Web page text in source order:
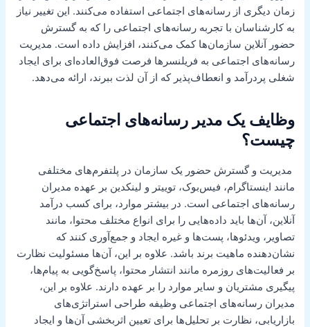
زمان دیگری از رسانه‌های اجتماعی استفاده می‌کنند. این تغییر نیاز
به کارشناسان با تجربه رسانه‌های اجتماعی را که به گسترش
حضور آنلاین سازمان‌ها کمک می‌کنند، افزایش داده است. مدیریت
رسانه‌های اجتماعی به فریلنسرها فرصت فوق‌العاده‌ای برای ایجاد
شغلی پردرآمد و انعطاف‌پذیر که از آن لذت ببرند، ارائه می‌دهد.
وظایف یک مدیر رسانه‌های اجتماعی
چیست؟
مدیریت و گسترش حضور یک سازمان در پلتفرم‌های مختلفی
مانند اینستاگرام، فیس‌بوک، توییتر و لینکدین بر عهده مدیران
رسانه‌های اجتماعی است. در بیشتر موارد، برای کسب درآمد
آنلاین، آن‌ها باید داده‌هایی را برای انواع مختلف محتوا، مانند
تصاویر، ویدئوها، پست‌ها و غیره ایجاد و جمع‌آوری کنند که
نشان‌دهنده ماهیت برند باشد. علاوه بر این، آن‌ها مسئولیت نظارت
بر فعالیت‌های روزمره مانند انتشار محتوا، پاسخ‌گویی به پیام‌ها،
پیگیری مشتریان و سایر موارد را بر عهده دارند. علاوه بر این،
مدیران رسانه‌های اجتماعی وظیفه طراحی استراتژی‌های
بازاریابی، نظارت بر تحلیل‌ها برای تعیین اثربخشی آن‌ها و ایجاد